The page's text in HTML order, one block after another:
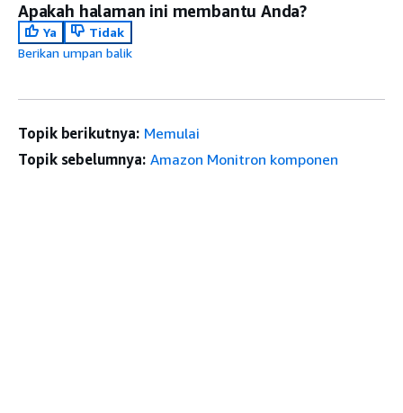
Apakah halaman ini membantu Anda?
Ya
Tidak
Berikan umpan balik
Topik berikutnya: Memulai
Topik sebelumnya: Amazon Monitron komponen